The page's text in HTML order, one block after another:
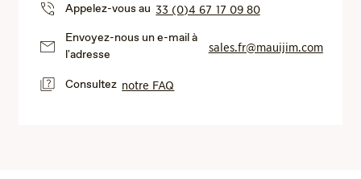
Appelez-vous au33 (0)4 67 17 09 80
Envoyez-nous un e-mail à
l'adresse
sales.fr@mauijim.com
Consultez notre FAQ